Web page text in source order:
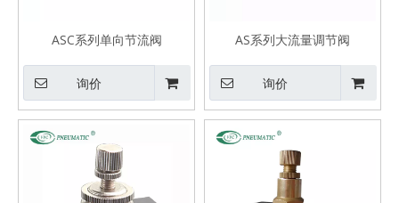
ASC系列单向节流阀
询价
AS系列大流量调节阀
询价